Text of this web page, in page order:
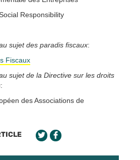
Responsibility
sujet des paradis fiscaux:
Fiscaux
sujet de la Directive sur les droits
:
des Associations de